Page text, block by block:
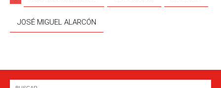
JOSÉ MIGUEL ALARCÓN